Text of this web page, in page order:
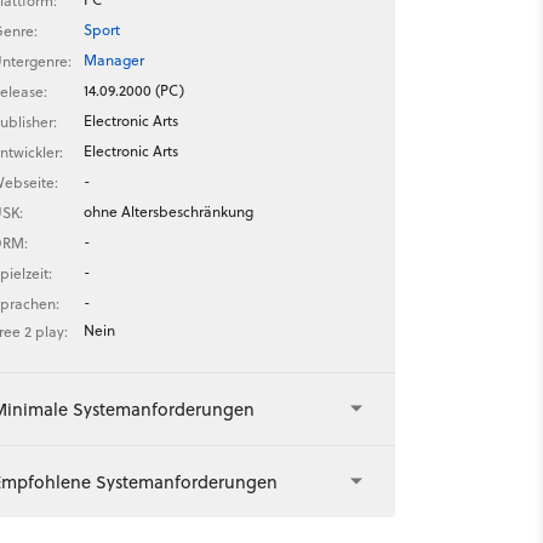
Sport
Manager
14.09.2000 (PC)
Electronic Arts
Electronic Arts
-
ohne Altersbeschränkung
-
-
-
2 play:
Nein
Systemanforderungen
Systemanforderungen